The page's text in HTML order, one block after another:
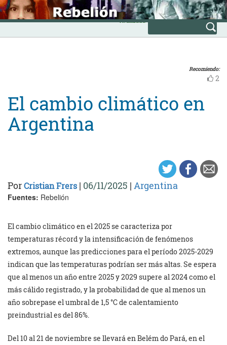
Skip
to
content
INICIO
Avanzada
Recomiendo:
2
El cambio climático en
Argentina
PorCristian Frers | 06/11/2025 | Argentina
Fuentes: Rebelión
El cambio climático en el 2025 se caracteriza por
temperaturas récord y la intensificación de fenómenos
extremos, aunque las predicciones para el período 2025-2029
indican que las temperaturas podrían ser más altas. Se espera
que al menos un año entre 2025 y 2029 supere al 2024 como el
más cálido registrado, y la probabilidad de que al menos un
año sobrepase el umbral de 1,5 °C de calentamiento
preindustrial es del 86%.
Del 10 al 21 de noviembre se llevará en Belém do Pará, en el